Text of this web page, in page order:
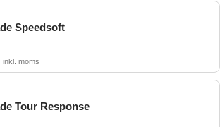
Speedsoft
inkl. moms
Tour Response